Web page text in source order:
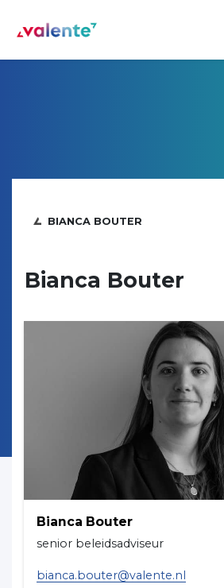
BIANCA BOUTER
Bianca Bouter
Bianca Bouter
senior beleidsadviseur
bianca.bouter@valente.nl